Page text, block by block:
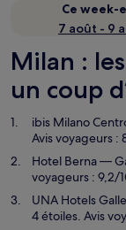
Ce week-
7 août - 9
Milan :
un coup
ibis Milano
Avis voyageurs
Hotel Berna—
voyageurs : 9,2/
UNA Hotels
4 étoiles. Avis